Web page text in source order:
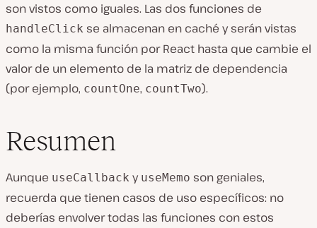
son vistos como iguales. Las dos funciones de
handleClick se almacenan en caché y serán vistas
como la misma función por React hasta que cambie el
valor de un elemento de la matriz de dependencia
(por ejemplo, countOne, countTwo).
Resumen
Aunque useCallback y useMemo son geniales,
recuerda que tienen casos de uso específicos: no
deberías envolver todas las funciones con estos